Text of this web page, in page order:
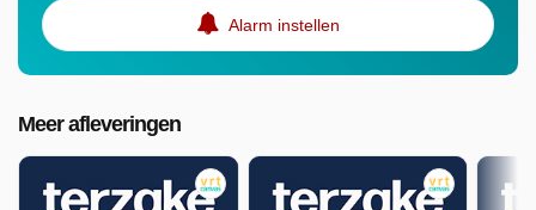
Alarm instellen
Meer afleveringen